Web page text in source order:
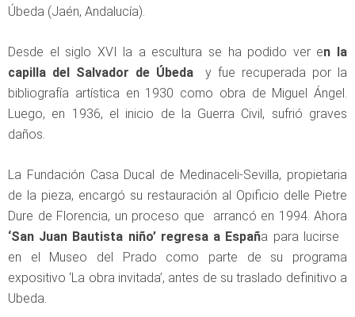
Úbeda (Jaén, Andalucía).
Desde el siglo XVI la a escultura se ha podido ver en la
capilla del Salvador de Úbeda
y fue recuperada por la
bibliografía artística en 1930 como obra de Miguel Ángel.
Luego, en 1936, el inicio de la Guerra Civil, sufrió graves
daños.
La Fundación Casa Ducal de Medinaceli-Sevilla, propietaria
de la pieza, encargó su restauración al Opificio delle Pietre
Dure de Florencia, un proceso que arrancó en 1994. Ahora
‘San Juan Bautista niño’ regresa a España para lucirse
en el Museo del Prado como parte de su programa
expositivo ‘La obra invitada’, antes de su traslado definitivo a
Ubeda.